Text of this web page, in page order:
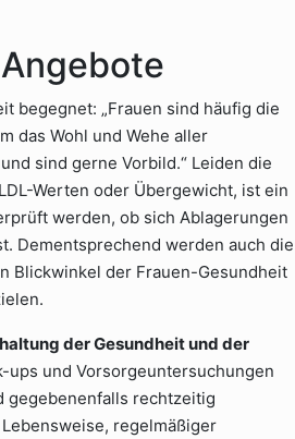
begegnet: „Frauen sind häufig die
das Wohl und Wehe aller
sind gerne Vorbild.“ Leiden die
Werten oder Übergewicht, ist ein
werden, ob sich Ablagerungen
Dementsprechend werden auch die
Blickwinkel der Frauen-Gesundheit
der Gesundheit und der
ups und Vorsorgeuntersuchungen
gegebenenfalls rechtzeitig
regelmäßiger